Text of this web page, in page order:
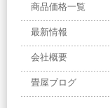
商品価格一覧
最新情報
会社概要
畳屋ブログ